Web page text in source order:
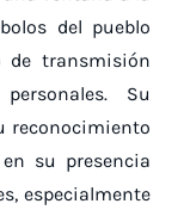
del pueblo
de transmisión
Su
reconocimiento
su presencia
especialmente